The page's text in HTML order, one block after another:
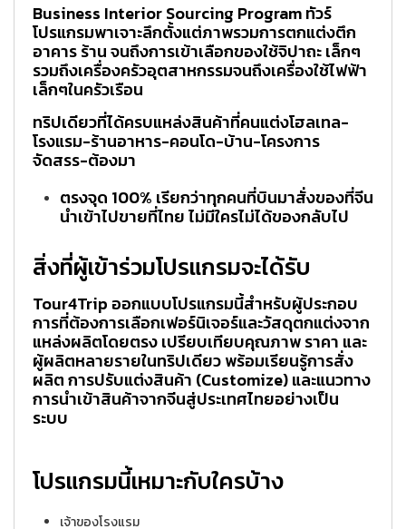
Business Interior Sourcing Program ทัวร์
โปรแกรมพาเจาะลึกตั้งแต่ภาพรวมการตกแต่งตึก
อาคาร ร้าน จนถึงการเข้าเลือกของใช้จิปาถะ เล็กๆ
รวมถึงเครื่องครัวอุตสาหกรรมจนถึงเครื่องใช้ไฟฟ้า
เล็กๆในครัวเรือน
ทริปเดียวที่ได้ครบแหล่งสินค้าที่คนแต่งโฮลเทล-
โรงแรม-ร้านอาหาร-คอนโด-บ้าน-โครงการ
จัดสรร-ต้องมา
ตรงจุด 100% เรียกว่าทุกคนที่บินมาสั่งของที่จีน
นำเข้าไปขายที่ไทย ไม่มีใครไม่ได้ของกลับไป
สิ่งที่ผู้เข้าร่วมโปรแกรมจะได้รับ
Tour4Trip ออกแบบโปรแกรมนี้สำหรับผู้ประกอบ
การที่ต้องการเลือกเฟอร์นิเจอร์และวัสดุตกแต่งจาก
แหล่งผลิตโดยตรง เปรียบเทียบคุณภาพ ราคา และ
ผู้ผลิตหลายรายในทริปเดียว พร้อมเรียนรู้การสั่ง
ผลิต การปรับแต่งสินค้า (Customize) และแนวทาง
การนำเข้าสินค้าจากจีนสู่ประเทศไทยอย่างเป็น
ระบบ
โปรแกรมนี้เหมาะกับใครบ้าง
เจ้าของโรงแรม